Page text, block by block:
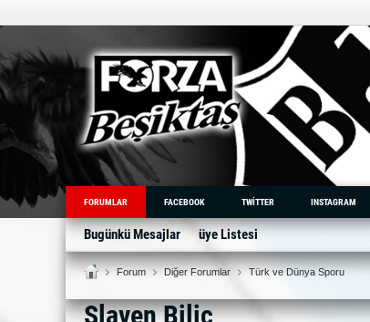
FORUMLAR FACEBOOK TWITTER INSTAGRAM
Bugünkü Mesajlar üye Listesi
Forum Diğer Forumlar Türk ve Dünya Sporu
Slaven Bilic